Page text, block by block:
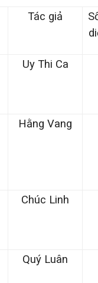
Tác giả
Uy Thi Ca
Hằng Vang
Chúc Linh
Quý Luân